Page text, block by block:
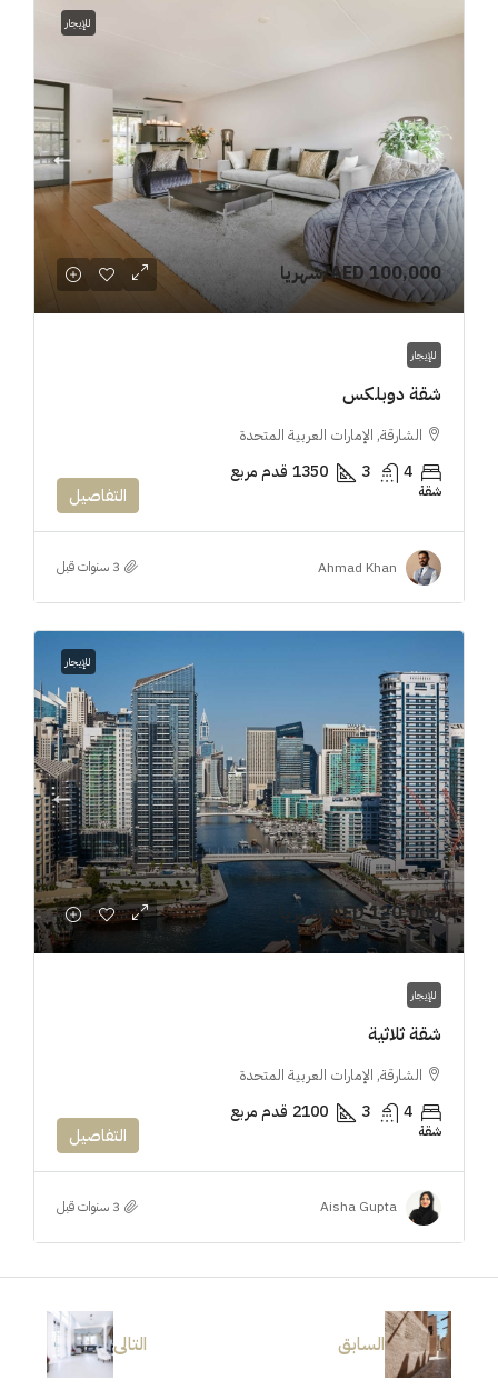
للإيجار
AED 100,000/شهريا
للإيجار
شقة دوبلكس
الشارقة, الإمارات العربية المتحدة
4
3
1350 قدم مربع
شقة التفاصيل
Ahmad Khan
للإيجار
AED 120,000 /شهريا
للإيجار
شقة ثلاثية
الشارقة, الإمارات العربية المتحدة
4
3
2100 قدم مربع
شقة التفاصيل
Aisha Gupta
السابق التالى